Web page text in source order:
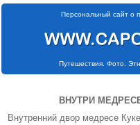
Персональный сайт о
Путешествия. Фото.
ВНУТРИ
Внутренний двор медресе